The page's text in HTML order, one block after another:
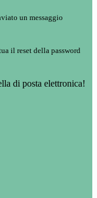
un messaggio
il reset della password
di posta elettronica!